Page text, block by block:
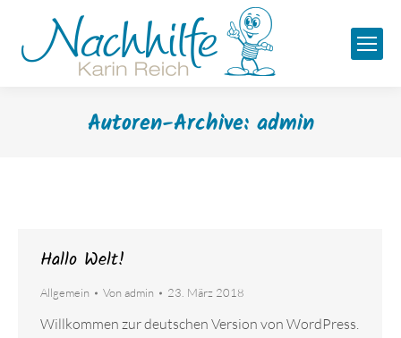
Autoren-Archive: admin
Hallo Welt!
Allgemein Von admin 23. März 2018
Willkommen zur deutschen Version von WordPress.